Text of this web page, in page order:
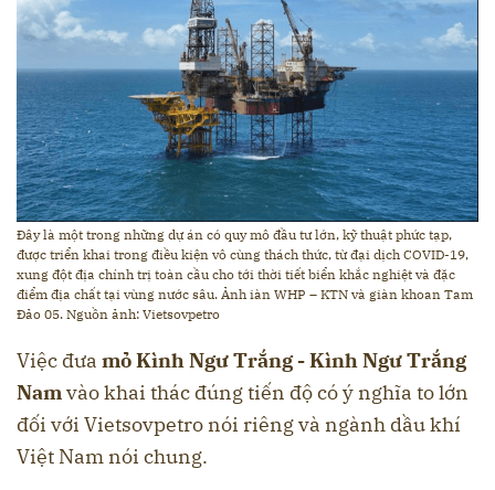
Đây là một trong những dự án có quy mô đầu tư lớn, kỹ thuật phức tạp,
được triển khai trong điều kiện vô cùng thách thức, từ đại dịch COVID-19,
xung đột địa chính trị toàn cầu cho tới thời tiết biển khắc nghiệt và đặc
điểm địa chất tại vùng nước sâu. Ảnh iàn WHP – KTN và giàn khoan Tam
Đảo 05. Nguồn ảnh: Vietsovpetro
Việc đưa mỏ Kình Ngư Trắng - Kình Ngư Trắng
Namvào khai thác đúng tiến độ có ý nghĩa to lớn
đối với Vietsovpetro nói riêng và ngành dầu khí
Việt Nam nói chung.